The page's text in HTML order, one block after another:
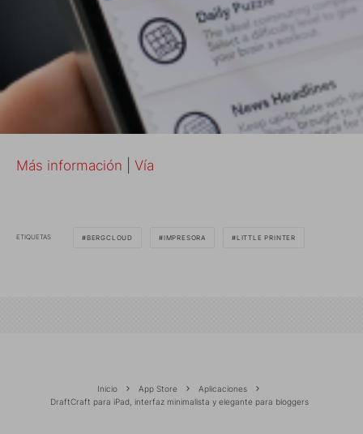
Más información Vía
ETIQUETAS BERGCLOUD IMPRESORA LITTLE PRINTER
Inicio App Store
Aplicaciones
DraftCraft para iPad, interfaz minimalista y elegante para bloggers